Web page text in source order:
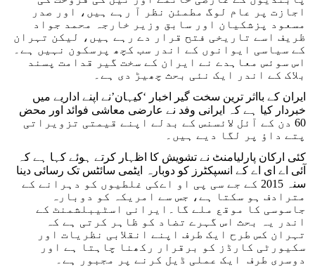
اجازت پر عام لوگ مطمئن نظر آ رہے ہیں، اور صدر
مسعود پزشکیان اور سابق وزیر خارجہ محمد جواد
ظریف اسے تاریخی فتح قرار دے رہے ہیں، لیکن تہران
کے سیاسی ایوانوں کے اندر سب کچھ پرسکون نہیں ہے۔
اس سوئس معاہدے نے ایران کے سخت گیر قدامت پسند
بلاک کے اندر ایک نئی بحث چھیڑ دی ہے۔
ایران کے بااثر ترین سخت گیر اخبار ‘کیہان’نے اپنے اداریے میں
خبردار کیا ہے کہ ایرانی وفد نے عارضی معاشی فوائد اور محض
60 دن کے آئل لائسنس کے بدلے اپنے قیمتی تزویراتی
پتے داؤ پر لگا دیے ہیں۔
کئی ارکان پارلیامنٹ نے تشویش کا اظہار کرتے ہوئے کہا ہے کہ
آئی اے ای اے کے انسپکٹرز کو دوبارہ ایٹمی سائٹس تک رسائی دینا
سنہ 2015 کے جے سی پی او اےکی غلطیوں کو دہرانے کے
مترادف ہو سکتا ہے، جس سے امریکہ کو دوبارہ
جاسوسی کا موقع ملے گا۔ایرانی اسٹیبلشمنٹ کے
اندر یہ بحث اس گہرے تضاد کو ظاہر کرتی ہے کہ
تہران کس طرح ایک طرف اپنے انقلابی نظریات اور
سکیورٹی کارڈز کو برقرار رکھنا چاہتا ہے اور
دوسری طرف ایک عملی ڈیل کرنے پر مجبور ہے۔